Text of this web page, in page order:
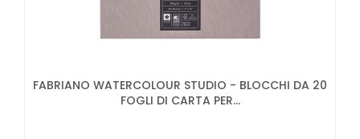
FABRIANO WATERCOLOUR STUDIO - BLOCCHI DA 20
FOGLI DI CARTA PER...